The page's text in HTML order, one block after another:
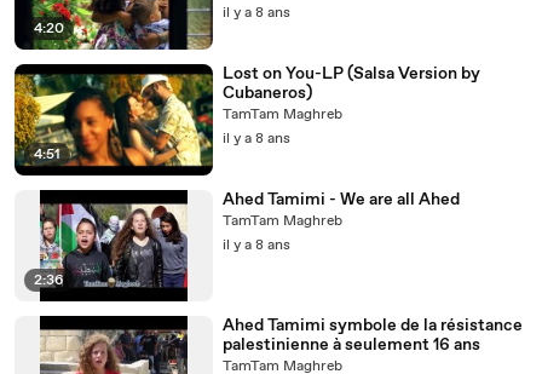
4:20
il y a 8 ans
4:51
Lost on You-LP (Salsa Version by
Cubaneros)
TamTam Maghreb
il y a 8 ans
2:36
Ahed Tamimi - We are all Ahed
TamTam Maghreb
il y a 8 ans
Ahed Tamimi symbole de la résistance
palestinienne à seulement 16 ans
TamTam Maghreb